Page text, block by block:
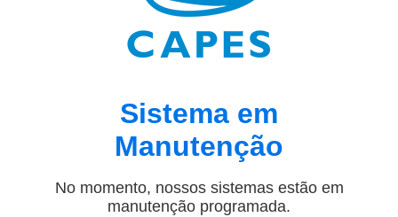
Sistema em
Manutenção
No momento, nossos sistemas estão em
manutenção programada.